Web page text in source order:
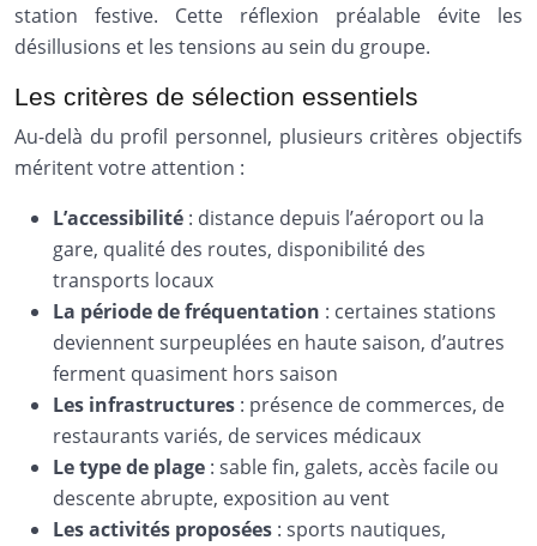
station festive. Cette réflexion préalable évite les
désillusions et les tensions au sein du groupe.
Les critères de sélection essentiels
Au-delà du profil personnel, plusieurs critères objectifs
méritent votre attention :
L’accessibilité : distance depuis l’aéroport ou la
gare, qualité des routes, disponibilité des
transports locaux
La période de fréquentation : certaines stations
deviennent surpeuplées en haute saison, d’autres
ferment quasiment hors saison
Les infrastructures : présence de commerces, de
restaurants variés, de services médicaux
Le type de plage : sable fin, galets, accès facile ou
descente abrupte, exposition au vent
Les activités proposées : sports nautiques,